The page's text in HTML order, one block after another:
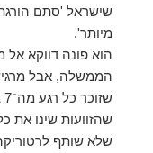
שישראל 'סתם
מיותר'.
הוא פונה דווקא
הממשלה, אבל
שהזוועות שינו את
שלא שותף